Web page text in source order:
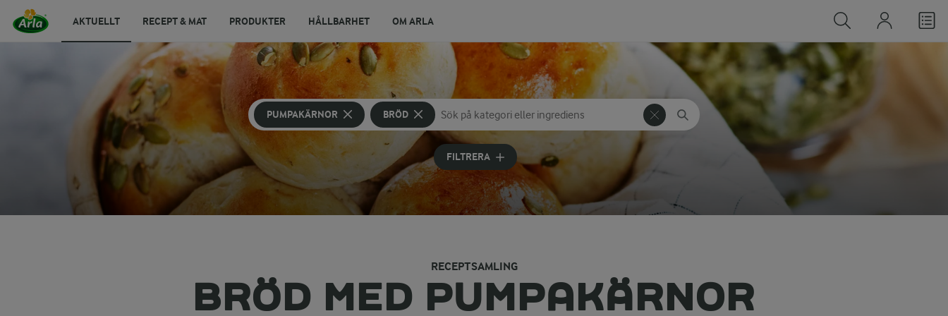
AKTUELLT RECEPT & MAT PRODUKTER HÅLLBARHET OM ARLA
PUMPAKÄRNOR BRÖD
Sök på kategori eller ingrediens
Skriv in sökord för att få förslag
FILTRERA
RECEPTSAMLING
BRÖD MED PUMPAKÄRNOR